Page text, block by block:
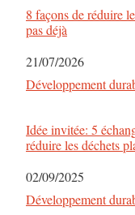
8 façons de réduire
pas déjà
Date
21/07/2026
Par rapport à
Développement
Idée invitée: 5
réduire les déchets
Date
02/09/2025
Par rapport à
Développement